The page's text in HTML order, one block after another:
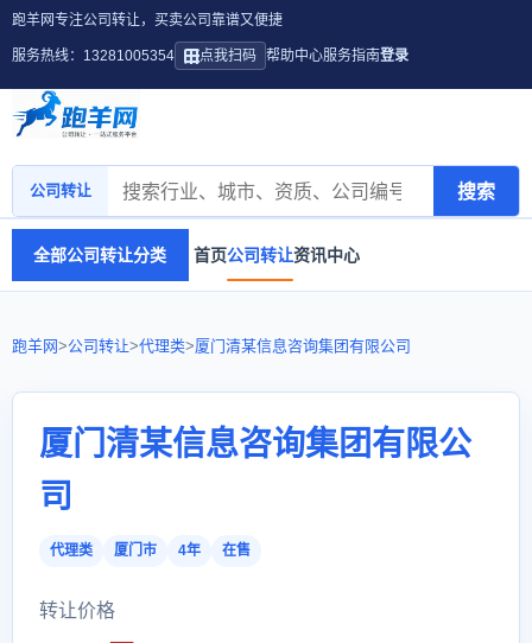
跑羊网专注公司转让，买卖公司靠谱又便捷
服务热线：13281005354 点我扫码 帮助中心服务指南登录
公司转让 搜索
全部公司转让分类 首页公司转让资讯中心
跑羊网>公司转让>代理类>厦门清某信息咨询集团有限公司
厦门清某信息咨询集团有限公
司
代理类 厦门市 4年 在售
转让价格